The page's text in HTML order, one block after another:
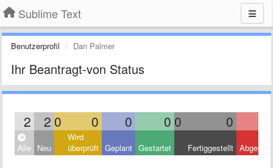
Sublime Text
Benutzerprofil Dan Palmer
Ihr Beantragt-von Status
2 2 0 0 0 0 0 0
Alle Neu
Wird
überprüft Geplant Gestartet Fertiggestellt